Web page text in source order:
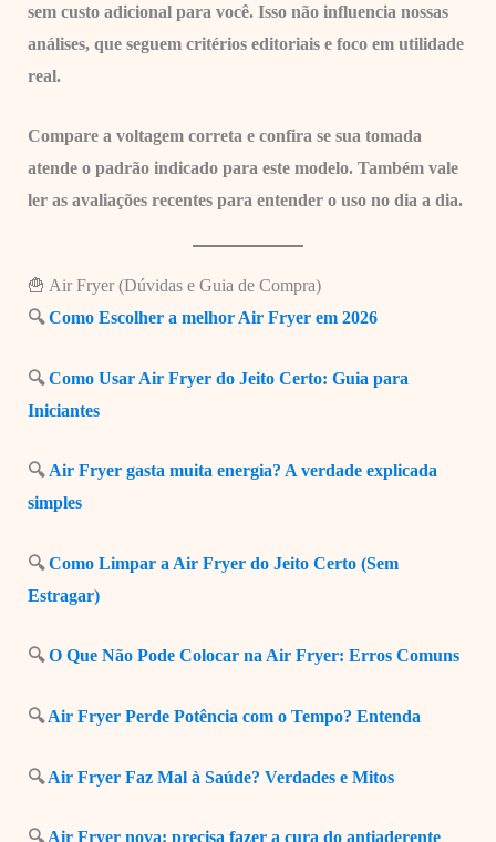
sem custo adicional para você. Isso não influencia nossas
análises, que seguem critérios editoriais e foco em utilidade
real.
Compare a voltagem correta e confira se sua tomada
atende o padrão indicado para este modelo. Também vale
ler as avaliações recentes para entender o uso no dia a dia.
🍟 Air Fryer (Dúvidas e Guia de Compra)
🔍 Como Escolher a melhor Air Fryer em 2026
🔍 Como Usar Air Fryer do Jeito Certo: Guia para
Iniciantes
🔍 Air Fryer gasta muita energia? A verdade explicada
simples
🔍 Como Limpar a Air Fryer do Jeito Certo (Sem
Estragar)
🔍O Que Não Pode Colocar na Air Fryer: Erros Comuns
🔍Air Fryer Perde Potência com o Tempo? Entenda
🔍Air Fryer Faz Mal à Saúde? Verdades e Mitos
🔍Air Fryer nova: precisa fazer a cura do antiaderente